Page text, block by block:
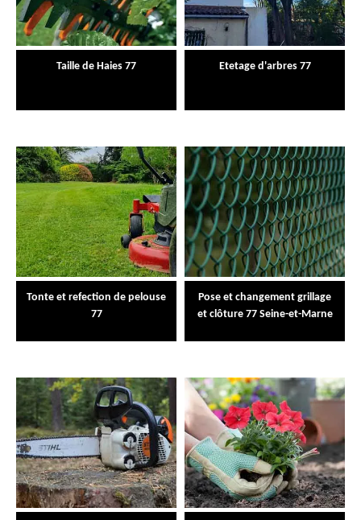
Taille de Haies 77 Etetage d'arbres 77
Tonte et refection de pelouse
77
Pose et changement grillage
et clôture 77 Seine-et-Marne